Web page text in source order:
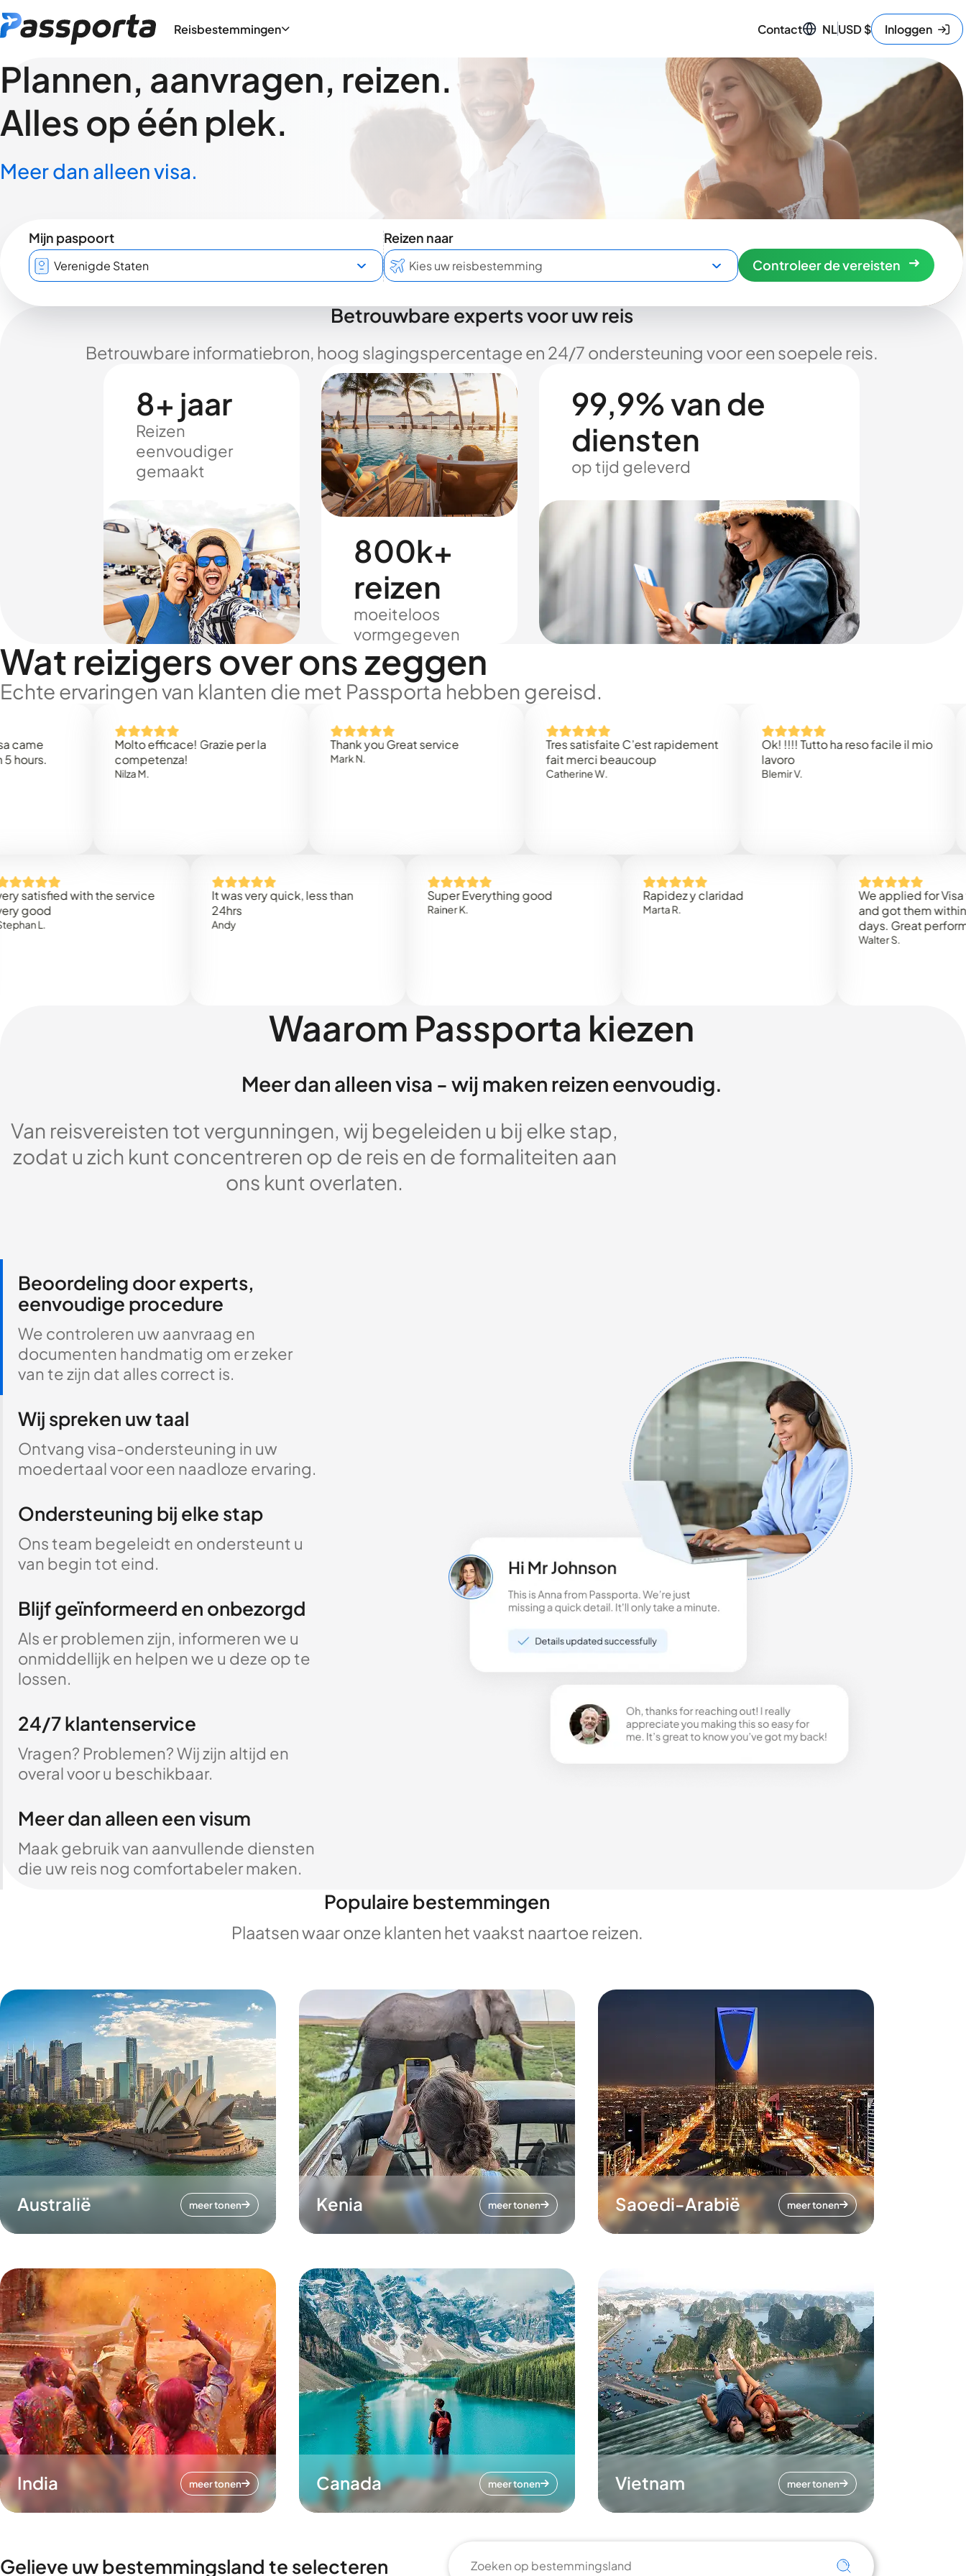
Reisbestemmingen Contact NLUSD$ Inloggen
Plannen, aanvragen, reizen.
Alles op één plek.
Meer dan alleen visa.
Mijn paspoort
Reizen naar
Controleer de vereisten
Betrouwbare experts voor uw reis
Betrouwbare informatiebron, hoog slagingspercentage en 24/7 ondersteuning voor een soepele reis.
8+ jaar
Reizen
eenvoudiger
gemaakt
800k+
reizen
moeiteloos
vormgegeven
99,9% van de
diensten
op tijd geleverd
Wat reizigers over ons zeggen
Echte ervaringen van klanten die met Passporta hebben gereisd.
Molto efficace! Grazie per la
competenza!
Thank you Great service
Tres satisfaite C’est rapidement
fait merci beaucoup
Catherine W.
Ok! !!!! Tutto ha reso facile il mio
Blemir V.
with the service
It was very quick, less than
Super Everything good
Rainer K.
Rapidez y claridad
Marta R.
We applied for Visa to
and got them within 3
days. Great performance!
Walter S.
Waarom Passporta kiezen
Meer dan alleen visa - wij maken reizen eenvoudig.
Van reisvereisten tot vergunningen, wij begeleiden u bij elke stap,
zodat u zich kunt concentreren op de reis en de formaliteiten aan
ons kunt overlaten.
Beoordeling door experts,
eenvoudige procedure
We controleren uw aanvraag en
documenten handmatig om er zeker
van te zijn dat alles correct is.
Wij spreken uw taal
Ontvang visa-ondersteuning in uw
moedertaal voor een naadloze ervaring.
Ondersteuning bij elke stap
Ons team begeleidt en ondersteunt u
van begin tot eind.
Blijf geïnformeerd en onbezorgd
Als er problemen zijn, informeren we u
onmiddellijk en helpen we u deze op te
lossen.
24/7 klantenservice
Vragen? Problemen? Wij zijn altijd en
overal voor u beschikbaar.
Meer dan alleen een visum
Maak gebruik van aanvullende diensten
die uw reis nog comfortabeler maken.
Populaire bestemmingen
Plaatsen waar onze klanten het vaakst naartoe reizen.
Australië meer tonen Kenia meer tonen Saoedi-Arabië meer tonen
India meer tonen Canada meer tonen Vietnam meer tonen
Gelieve uw bestemmingsland te selecteren